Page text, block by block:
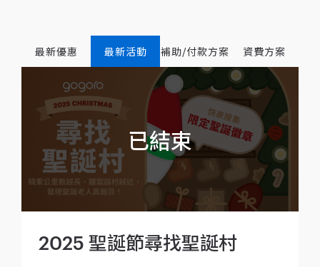
最新優惠 最新活動 補助/付款方案 資費方案
2025 聖誕節尋找聖誕村